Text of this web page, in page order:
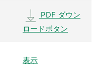
PDF ダウン
ロードボタン
表示